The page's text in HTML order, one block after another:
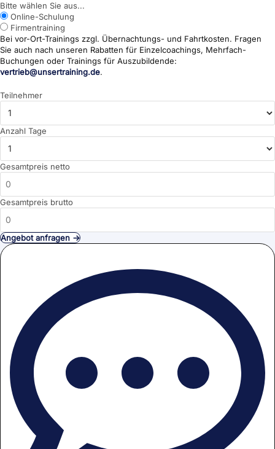
Bitte wählen Sie aus...
Online-Schulung
Firmentraining
Bei vor-Ort-Trainings zzgl. Übernachtungs- und Fahrtkosten. Fragen
Sie auch nach unseren Rabatten für Einzelcoachings, Mehrfach-
Buchungen oder Trainings für Auszubildende:
vertrieb@unsertraining.de.
Teilnehmer
Anzahl Tage
Gesamtpreis netto
Gesamtpreis brutto
Angebot anfragen →